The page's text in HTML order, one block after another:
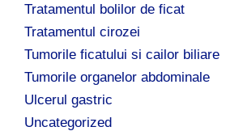
Tratamentul bolilor de ficat
Tratamentul cirozei
Tumorile ficatului si cailor biliare
Tumorile organelor abdominale
Ulcerul gastric
Uncategorized